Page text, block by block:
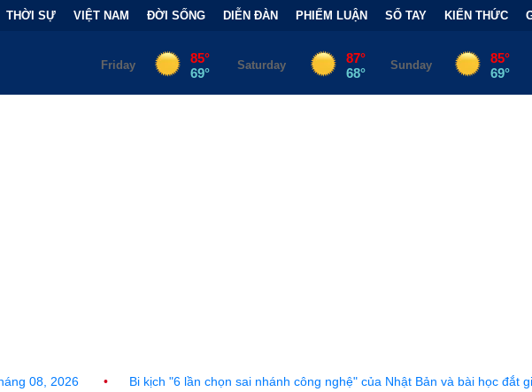
THỜI SỰ VIỆT NAM ĐỜI SỐNG DIỄN ĐÀN PHIẾM LUẬN SỔ TAY KIẾN THỨC
Bi kịch "6 lần chọn sai nhánh công nghệ" của Nhật Bản và bài học đắt giá • Bẫy Tài